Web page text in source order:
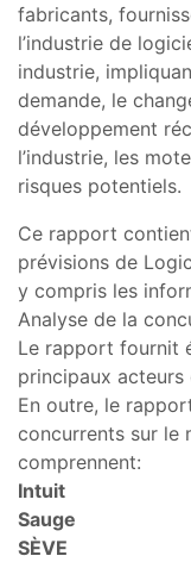
fabricants,
l’industrie de
industrie,
demande, le
développement
l’industrie, les
risques potentiels.
Ce rapport
prévisions de
y compris les
Analyse de la
Le rapport fournit
principaux acteurs
En outre, le
concurrents sur le
comprennent:
Intuit
Sauge
SÈVE